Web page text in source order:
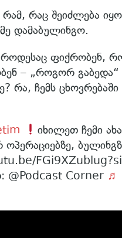
რამ, რაც შეიძლება
დამაბულინგო.
როდესაც ფიქრობენ,
– „როგორ გაბედა“
რა, ჩემს
იხილეთ ჩემი
ოპერაციებზე,
@Podcast Corner ♬